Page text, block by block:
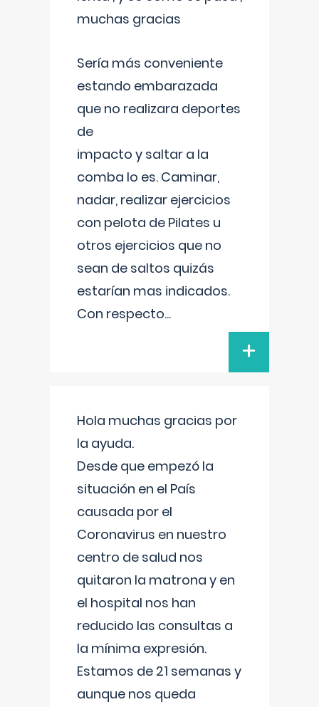
muchas gracias
Sería más conveniente
estando embarazada
que no realizara deportes
de
impacto y saltar a la
comba lo es. Caminar,
nadar, realizar ejercicios
con pelota de Pilates u
otros ejercicios que no
sean de saltos quizás
estarían mas indicados.
Con respecto...
+
Hola muchas gracias por
la ayuda.
Desde que empezó la
situación en el País
causada por el
Coronavirus en nuestro
centro de salud nos
quitaron la matrona y en
el hospital nos han
reducido las consultas a
la mínima expresión.
Estamos de 21 semanas y
aunque nos queda